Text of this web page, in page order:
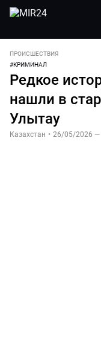
ПРОИСШЕСТВИЯ
#КРИМИНАЛ
Редкое
нашли в
Улытау
Казахстан • 26/05/2026 —